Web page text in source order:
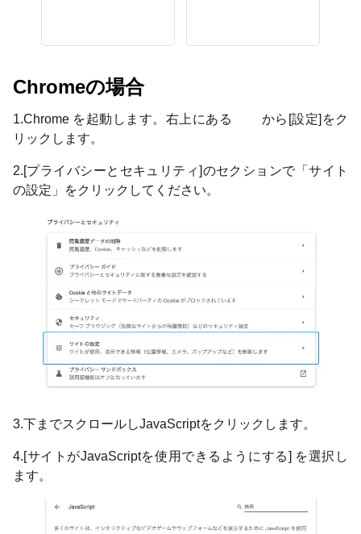
Chromeの場合
1.Chrome を起動します。右上にある
から[設定]をク
リックします。
2.[プライバシーとセキュリティ]のセクションで「サイト
の設定」をクリックしてください。
3.下までスクロールしJavaScriptをクリックします。
4.[サイトがJavaScriptを使用できるようにする] を選択し
ます。